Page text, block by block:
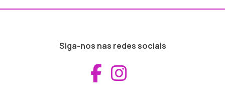
Siga-nos nas redes sociais
Aceder ao